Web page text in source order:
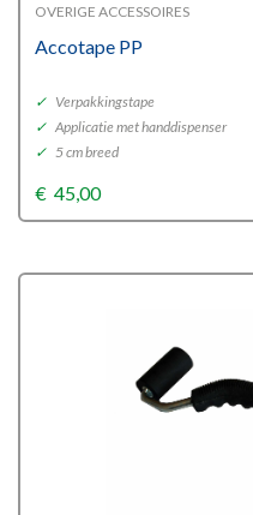
OVERIGE ACCESSOIRES
Accotape PP
✓ Verpakkingstape
✓ Applicatie met handdispenser
✓ 5 cm breed
€ 45,00